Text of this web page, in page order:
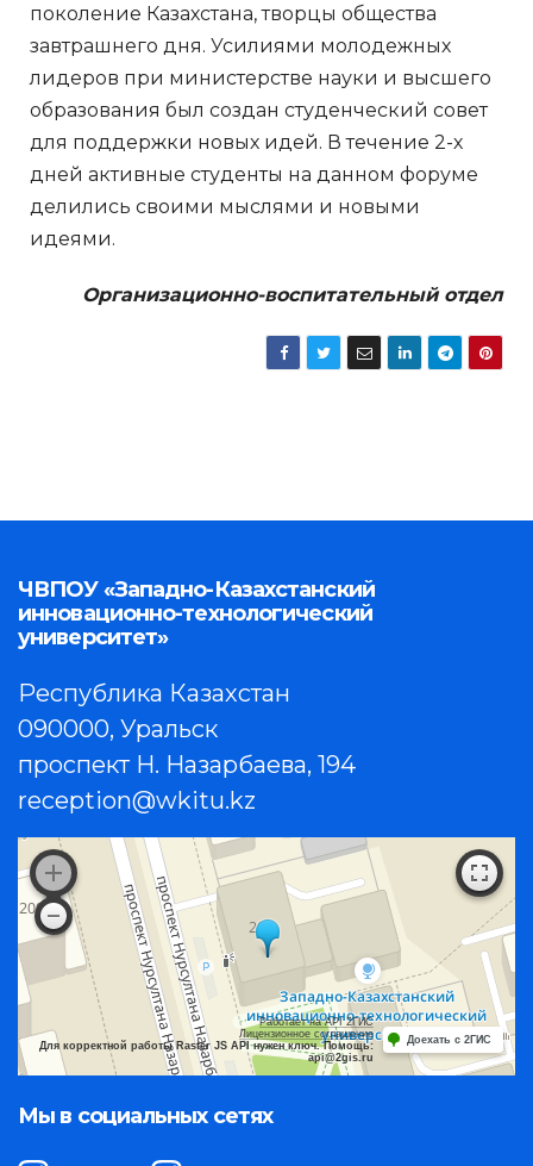
поколение Казахстана, творцы общества
завтрашнего дня. Усилиями молодежных
лидеров при министерстве науки и высшего
образования был создан студенческий совет
для поддержки новых идей. В течение 2-х
дней активные студенты на данном форуме
делились своими мыслями и новыми
идеями.
Организационно-воспитательный отдел
ЧВПОУ «Западно-Казахстанский
инновационно-технологический
университет»
Республика Казахстан
090000, Уральск
проспект Н. Назарбаева, 194
reception@wkitu.kz
Работает на API 2ГИС
Лицензионное соглашение
Для корректной работы Raster JS API нужен ключ. Помощь:
api@2gis.ru
Доехать с 2ГИС
Мы в социальных сетях